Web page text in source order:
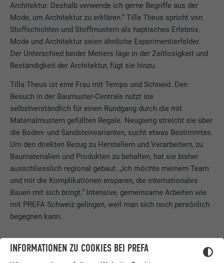
INFORMATIONEN ZU COOKIES BEI PREFA
Architektur. Deshalb verwende ich gerne Begriffe aus der
Mode, um Architektur zu erklären.“ Tilla Theus spricht von
Stoffschichten und Stoffmustern als haptisches Erlebnis.
Mode und Architektur seien ähnliche Experimentierfelder.
Der Unterschied beider Metiers läge in der Zeitlosigkeit und
Beständigkeit der Architektur, fügt sie hinzu.
Tilla Theus ist eine Frau mit Tempo und Schneid. Den
Besuch in der Baumuster-Centrale nutzt sie
selbstverständlich für einen Rundgang durch die mit
Materialmustern gefüllten Regale. Neugierig streicht sie über
die Boden- und Sandsteinvarianten, sucht etwas Bestimmtes.
Um den direkten Bezug zu Herstellern und Verarbeitern, zu
Baumaterialien und Produkten zu behalten, hat sie bisher
ausschliesslich regional gebaut. „Ich möchte meinem Team
und mir die Komplikationen ersparen, die internationales
Bauen mit sich bringt.“ Intensive, gemeinsame Arbeiten wie
mit PREFA Schweiz gelingen, weil man sich noch persönlich
begegnen kann.